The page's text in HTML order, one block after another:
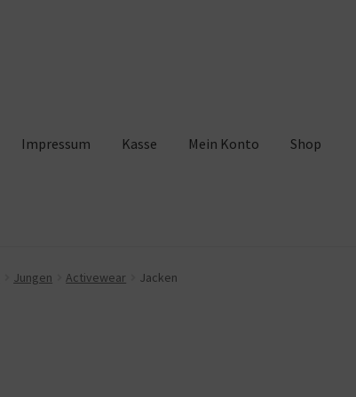
Impressum Kasse Mein Konto Shop
Kasse Mein Konto Shop Warenkorb
Jungen Activewear Jacken